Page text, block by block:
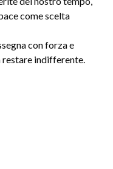
come scelta
con forza e
restare indifferente.